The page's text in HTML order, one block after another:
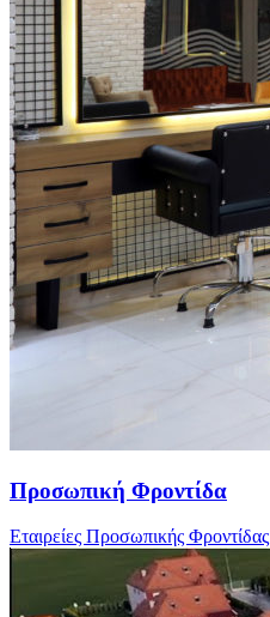
Προσωπική Φροντίδα
Εταιρείες Προσωπικής Φροντίδας